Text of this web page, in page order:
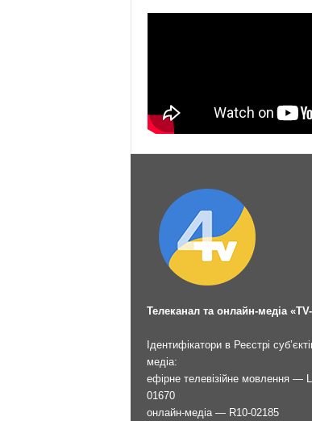
Телеканал та онлайн-медіа
Ідентифікатори в Реєстрі
медіа:
ефірне телевізійне мовлення —
01670
онлайн-медіа — R10-02185